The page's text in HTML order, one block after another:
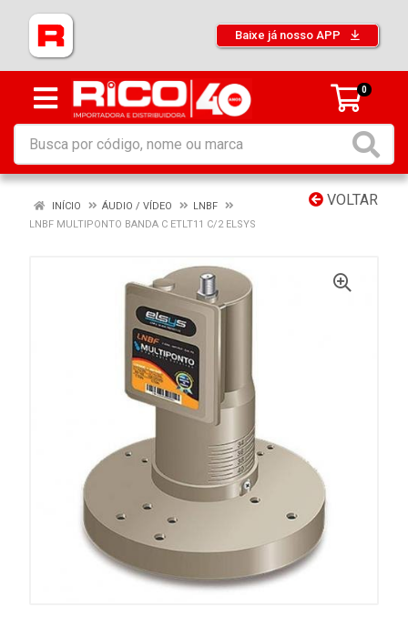
Baixe já nosso APP
0
VOLTAR
INÍCIO ÁUDIO / VÍDEO
LNBF
LNBF MULTIPONTO BANDA C ETLT11 C/2 ELSYS